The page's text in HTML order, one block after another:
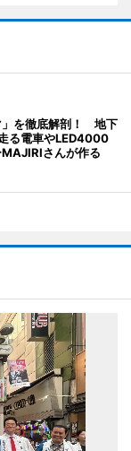
」を徹底解剖！ 地下
る電車やLED4000
さんが作る